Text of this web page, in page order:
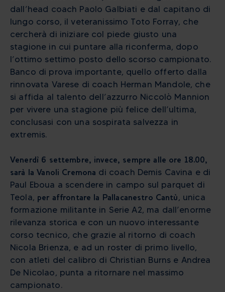
dall’head coach Paolo Galbiati e dal capitano di
lungo corso, il veteranissimo Toto Forray, che
cercherà di iniziare col piede giusto una
stagione in cui puntare alla riconferma, dopo
l’ottimo settimo posto dello scorso campionato.
Banco di prova importante, quello offerto dalla
rinnovata Varese di coach Herman Mandole, che
si affida al talento dell’azzurro Niccolò Mannion
per vivere una stagione più felice dell’ultima,
conclusasi con una sospirata salvezza in
extremis.
Venerdì 6 settembre, invece, sempre alle ore 18.00,
sarà la Vanoli Cremona di coach Demis Cavina e di
Paul Eboua a scendere in campo sul parquet di
Teola, per affrontare la Pallacanestro Cantù, unica
formazione militante in Serie A2, ma dall’enorme
rilevanza storica e con un nuovo interessante
corso tecnico, che grazie al ritorno di coach
Nicola Brienza, e ad un roster di primo livello,
con atleti del calibro di Christian Burns e Andrea
De Nicolao, punta a ritornare nel massimo
campionato.